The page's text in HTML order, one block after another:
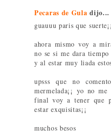
Pecaras de Gula dijo...
guauuu paris que suerte¡¡
ahora mismo voy a
no se si me dara tiempo
y al estar muy liada
upsss que no
mermelada¡¡ yo no
final voy a tener que
estar exquisitas¡¡
muchos besos